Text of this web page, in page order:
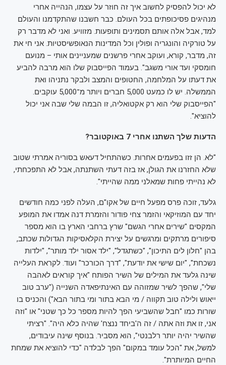
לא יכול להפסיק לחשוב איך זה חוזר על עצמו, הנהייה אחרי
מנהיגים פסיכופתים בכל העולם. כבר חשבנו שהתקדמנו והעולם
למד, אבל אלה אותם תסמינים ותופעות. מזוויע. ואני לא מדבר רק
על טורקיה והונגריה ופולין וכל המדינות הנאופשיסטיות. אני חי את
זה, מדבר, קורא, ועוקב אחרי פרשנים שמעניינים אותי – מנועם
חומסקי ועד אורי משגב". בעמוד הפייסבוק שלו הוא מרבה להביע
את דעתו על המלחמה, החטופים והמצב ולבקר נתניהו ואת
הממשלה. יש לו כמעט 5,000 חברים ויותר מ־5,000 עוקבים.
"הפייסבוק שלי הוא רק אקטואליה, זו הבמה שלי שבה אני יכול
להוציא".
הדעות שלך השתנו אחרי 7 באוקטובר?
"לא. הן זזו בפעמים אחרות. כשהתחיל דעאש בסוריה אמרתי שטוב
שלא החזרנו את הגולן, אז בזה דעתי השתנתה, אבל לא התפכחתי,
לא נהייתי פחות שמאלני ממה שהייתי".
גלעד, זוכה פרס מפעל חיים של אקו"ם, העלה לפני כמה חודשים
יחד עם המוזיקאי והזמר צחי פודור והזמרת דנה אמדו את המופע
המקסים "שירים אחרי הגשם" שרץ ברחבי הארץ בו הוא מספר
סיפורים מרתקים ומרגשים על יצירת הקלאסיקות הגדולות שכתב,
בהן "חלון לים התיכון", "כשתגדל", "ילד אסור ילד מותר", "ילדות
נשכחת", "יום שישי את יודעת", "דרך הכורכר" ועוד. לקראת העלייה
שינה גלעד את המילים של השיר הפותח "איך קוראים לאהבה
שלי", שהפך לשיר שמזוהה עם האינתיפאדה השנייה ("ערב טוב
ייאוש ולילה טוב תקווה / מי הבא בתור ומי בתור הבא") והכניס בו
שורות כמו "חבל שהשביעי הפך להיות מספר כל כך שטני" או "וזה
אני, זו את וזה אתה / זה ה'ביחד ננצח' שהיה כלא היה". "רציתי
שהשיר יהיה יותר רלבנטי", הוא מסביר. בנוסף שינה עיבודים,
למשל, את "הכל עומד במקום" הפך לבלדה "כדי להוציא את שמחת
החיים המיותרת".